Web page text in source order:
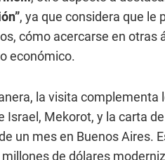
, ya que considera que le
cómo acercarse en otras
económico.
la visita complementa
Israel, Mekorot, y la carta
un mes en Buenos Aires.
de dólares